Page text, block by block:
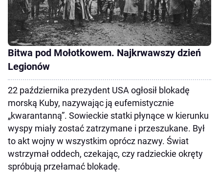
Bitwa pod Mołotkowem. Najkrwawszy dzień
Legionów
22 października prezydent USA ogłosił blokadę
morską Kuby, nazywając ją eufemistycznie
„kwarantanną”. Sowieckie statki płynące w kierunku
wyspy miały zostać zatrzymane i przeszukane. Był
to akt wojny w wszystkim oprócz nazwy. Świat
wstrzymał oddech, czekając, czy radzieckie okręty
spróbują przełamać blokadę.